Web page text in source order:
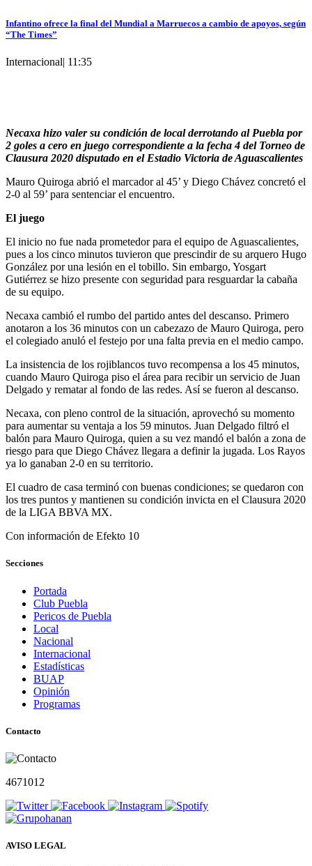
Infantino ofrece la final del Mundial a Marruecos a cambio de apoyos, según
“The Times”
Internacional| 11:35
Necaxa hizo valer su condición de local derrotando al Puebla por
2 goles a cero en juego correspondiente a la fecha 4 del Torneo de
Clausura 2020 disputado en el Estadio Victoria de Aguascalientes
Mauro Quiroga abrió el marcador al 45’ y Diego Chávez concretó el
2-0 al 59’ para sentenciar el encuentro.
El juego
El inicio no fue nada prometedor para el equipo de Aguascalientes,
pues a los cinco minutos tuvieron que prescindir de su arquero Hugo
González por una lesión en el tobillo. Sin embargo, Yosgart
Gutiérrez se hizo presente con seguridad para resguardar la cabaña
de su equipo.
Necaxa cambió el rumbo del partido antes del descanso. Primero
anotaron a los 36 minutos con un cabezazo de Mauro Quiroga, pero
el colegiado anuló el festejo por una falta previa en el medio campo.
La insistencia de los rojiblancos tuvo recompensa a los 45 minutos,
cuando Mauro Quiroga piso el área para recibir un servicio de Juan
Delgado y rematar al fondo de las redes. Así se fueron al descanso.
Necaxa, con pleno control de la situación, aprovechó su momento
para aumentar su ventaja a los 59 minutos. Juan Delgado filtró el
balón para Mauro Quiroga, quien a su vez mandó el balón a zona de
riesgo para que Diego Chávez llegara a definir la jugada. Los Rayos
ya lo ganaban 2-0 en su territorio.
El cuadro de casa terminó con buenas condiciones; se quedaron con
los tres puntos y mantienen su condición invicta en el Clausura 2020
de la LIGA BBVA MX.
Con información de Efekto 10
Secciones
Portada
Club Puebla
Pericos de Puebla
Local
Nacional
Internacional
Estadísticas
BUAP
Opinión
Programas
Contacto
4671012
AVISO LEGAL